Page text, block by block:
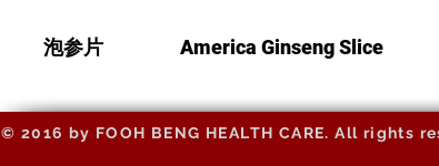
泡参片
America Ginseng Slice
© 2016 by FOOH BENG HEALTH CARE. All rights